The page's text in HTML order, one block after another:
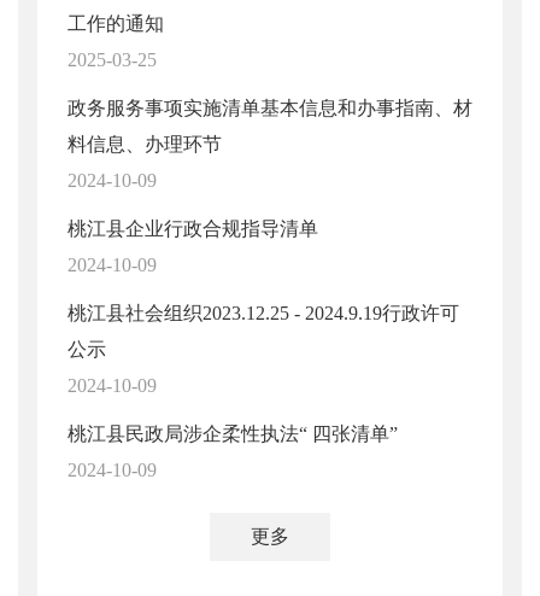
工作的通知
2025-03-25
政务服务事项实施清单基本信息和办事指南、材
料信息、办理环节
2024-10-09
桃江县企业行政合规指导清单
2024-10-09
桃江县社会组织2023.12.25 - 2024.9.19行政许可
公示
2024-10-09
桃江县民政局涉企柔性执法“ 四张清单”
2024-10-09
更多